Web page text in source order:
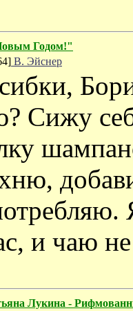
Годом!"
В. Эйснер
Сижу
и чаю
Лукина -